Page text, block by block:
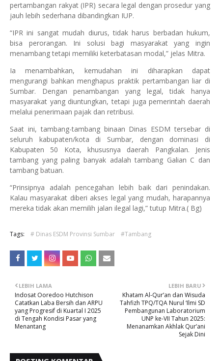
pertambangan rakyat (IPR) secara legal dengan prosedur yang
jauh lebih sederhana dibandingkan IUP.
“IPR ini sangat mudah diurus, tidak harus berbadan hukum,
bisa perorangan. Ini solusi bagi masyarakat yang ingin
menambang tetapi memiliki keterbatasan modal,” jelas Mitra.
Ia menambahkan, kemudahan ini diharapkan dapat
mengurangi bahkan menghapus praktik pertambangan liar di
Sumbar. Dengan penambangan yang legal, tidak hanya
masyarakat yang diuntungkan, tetapi juga pemerintah daerah
melalui penerimaan pajak dan retribusi.
Saat ini, tambang-tambang binaan Dinas ESDM tersebar di
seluruh kabupaten/kota di Sumbar, dengan dominasi di
Kabupaten 50 Kota, khususnya daerah Pangkalan. Jenis
tambang yang paling banyak adalah tambang Galian C dan
tambang batuan.
“Prinsipnya adalah pencegahan lebih baik dari penindakan.
Kalau masyarakat diberi akses legal yang mudah, harapannya
mereka tidak akan memilih jalan ilegal lagi,” tutup Mitra.( Bg)
Tags: # Dinas ESDM Provinsi Sumbar #Tambang
LEBIH BARU
Khatam Al-Qur’an dan Wisuda
Tahfizh TPQ/TQA Nurul ‘Ilmi SD
Pembangunan Laboratorium
UNP ke-VII Tahun 2025:
Menanamkan Akhlak Qur’ani
Sejak Dini
LEBIH LAMA
Indosat Ooredoo Hutchison
Catatkan Laba Bersih dan ARPU
yang Progresif di Kuartal I 2025
di Tengah Kondisi Pasar yang
Menantang